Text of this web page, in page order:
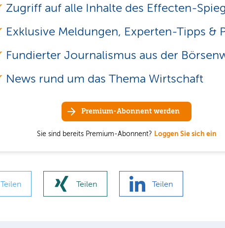
Zugriff auf alle Inhalte des Effecten-
Exklusive Meldungen, Experten-Tipps &
Fundierter Journalismus aus der
News rund um das Thema Wirtschaft
Premium-Abonnent werden
Sie sind bereits Premium-Abonnent? Loggen Sie sich ein
Teilen Teilen Teilen